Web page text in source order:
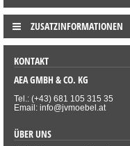
ZUSATZINFORMATIONEN
KONTAKT
AEA GMBH & CO. KG
Tel.: (+43) 681 105 315 35
Email: info@jvmoebel.at
ÜBER UNS